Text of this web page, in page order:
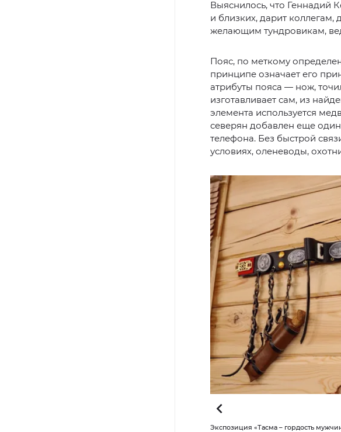
Выяснилось, что Геннадий
и близких, дарит коллегам,
желающим тундровикам,
Пояс, по меткому
принципе означает его
атрибуты пояса — нож,
изготавливает сам, из
элемента используется
северян добавлен еще
телефона. Без быстрой
условиях, оленеводы,
Экспозиция «Тасма – гордость